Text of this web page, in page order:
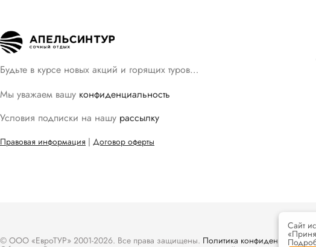
Будьте в курсе новых акций и горящих туров…
Мы уважаем вашу конфиденциальность
Условия подписки на нашу рассылку
Правовая информация | Договор оферты
© ООО «ЕвроТУР» 2001-2026. Все права защищены. Политика
Сайт